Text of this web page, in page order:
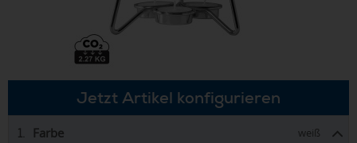
Jetzt Artikel konfigurieren
1. Farbe weiß